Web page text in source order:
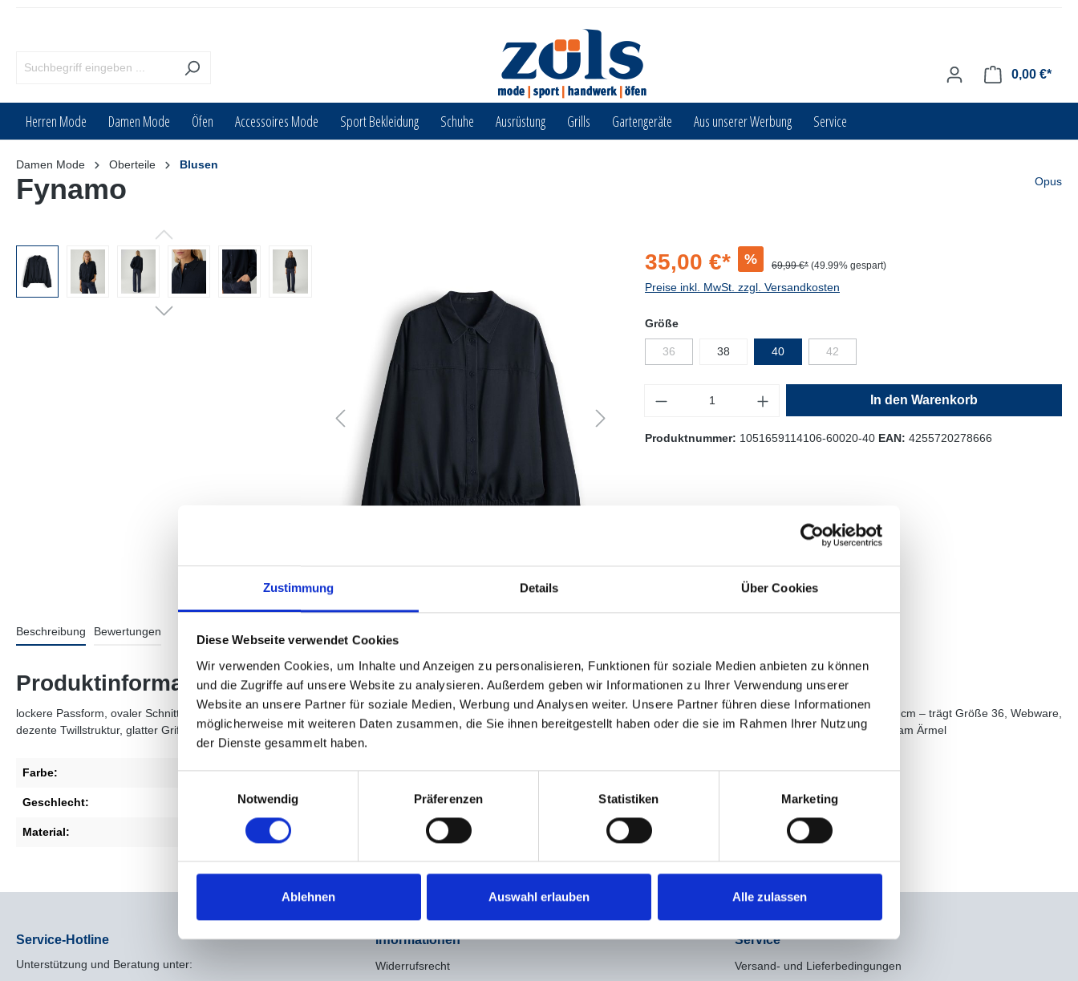
Zustimmung Details Über Cookies
Diese Webseite verwendet Cookies
Wir verwenden Cookies, um Inhalte und Anzeigen zu personalisieren, Funktionen für soziale Medien anbieten zu können
und die Zugriffe auf unsere Website zu analysieren. Außerdem geben wir Informationen zu Ihrer Verwendung unserer
Website an unsere Partner für soziale Medien, Werbung und Analysen weiter. Unsere Partner führen diese Informationen
möglicherweise mit weiteren Daten zusammen, die Sie ihnen bereitgestellt haben oder die sie im Rahmen Ihrer Nutzung
der Dienste gesammelt haben.
Notwendig
Präferenzen Statistiken Marketing
Ablehnen Auswahl erlauben Alle zulassen
0,00 €*
Herren Mode Damen Mode Öfen Accessoires Mode Sport Bekleidung Schuhe Ausrüstung Grills Gartengeräte Aus unserer Werbung Service
Damen Mode Oberteile Blusen
Fynamo Opus
35,00 €* % 69,99 €* (49.99% gespart)
Preise inkl. MwSt. zzgl. Versandkosten
Größe
36 38 40 42
In den Warenkorb
Produktnummer: 1051659114106-60020-40 EAN: 4255720278666
Beschreibung Bewertungen
Produktinformationen "Fynamo"
lockere Passform, ovaler Schnitt, leicht verkürzter Schnitt, überschnittene Schulter mit Langarm, Hemdblusenkragen, Rückenlänge ca. 58 cm bei Größe 36, Model Größe 177 cm – trägt Größe 36, Webware,
dezente Twillstruktur, glatter Griff, authentische Waschung, fließender Fall, geraffter Ballon-Saum, Knopfleiste, Passe vorn, Teilungsnähte im Rücken, elastischer Gummibund am Ärmel
Farbe: coal blue
Geschlecht: Damen
Material: 100% Lyocell
Service-Hotline
Unterstützung und Beratung unter:
Informationen
Widerrufsrecht
Service
Versand- und Lieferbedingungen